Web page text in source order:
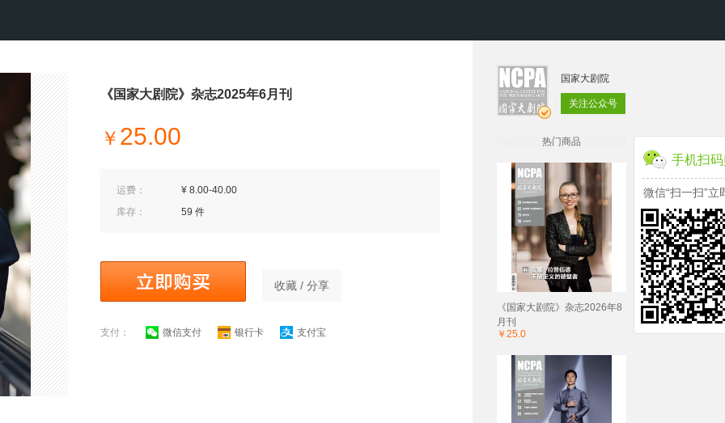
《国家大剧院》杂志2025年6月刊
￥ 25.00
运费：
¥ 8.00-40.00
库存：
59 件
收藏 / 分享
支付： 微信支付 银行卡 支付宝
国家大剧院
关注公众号
热门商品
《国家大剧院》杂志2026年8
月刊
￥25.0
手机扫
微信“扫一扫”立